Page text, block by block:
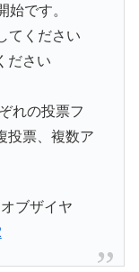
始です。
てください
ださい
れの投票フ
投票、複数ア
ブザイヤ